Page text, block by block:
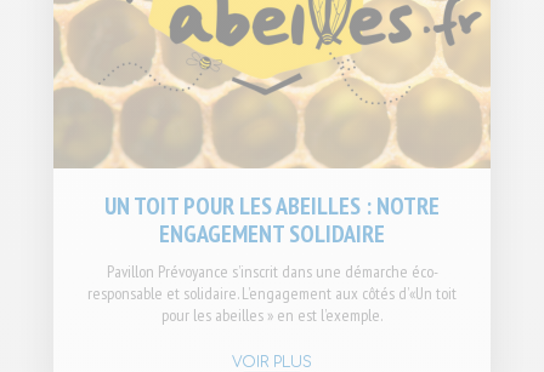
UN TOIT POUR LES ABEILLES : NOTRE
ENGAGEMENT SOLIDAIRE
Pavillon Prévoyance s’inscrit dans une démarche éco-
responsable et solidaire. L’engagement aux côtés d’«Un toit
pour les abeilles » en est l’exemple.
VOIR PLUS